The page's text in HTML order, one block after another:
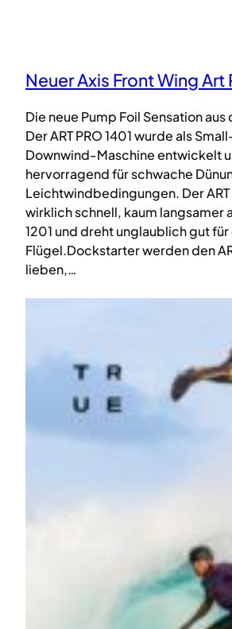
Neuer Axis Front Wing Art
Die neue Pump Foil Sensation aus
Der ART PRO 1401 wurde als
Downwind-Maschine entwickelt
hervorragend für schwache
Leichtwindbedingungen. Der ART
wirklich schnell, kaum langsamer
1201 und dreht unglaublich gut
Flügel.Dockstarter werden den
lieben,…